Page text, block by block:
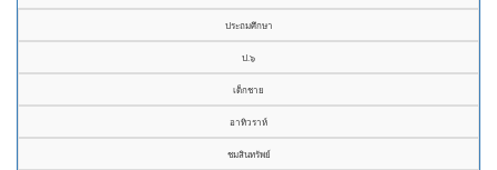
ประถมศึกษา
ป.๖
เด็กชาย
อาทิวราห์
ชมสินทรัพย์